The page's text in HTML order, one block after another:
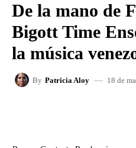
De la mano de
Bigott Time
la música
By Patricia Aloy 18 de